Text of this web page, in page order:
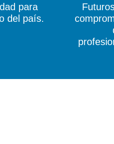
para
del país.